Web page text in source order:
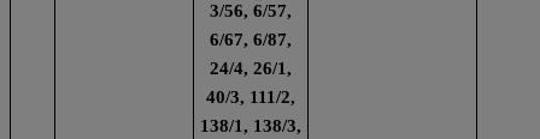
3/56, 6/57,
6/67, 6/87,
24/4, 26/1,
40/3, 111/2,
138/1, 138/3,